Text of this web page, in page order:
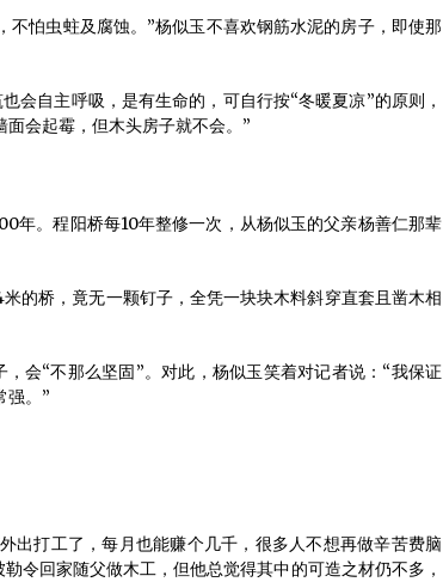
怕虫蛀及腐蚀。”杨似玉不喜欢钢筋水泥的房子，即使那
自主呼吸，是有生命的，可自行按“冬暖夏凉”的原则，
会起霉，但木头房子就不会。”
。程阳桥每10年整修一次，从杨似玉的父亲杨善仁那辈
桥，竟无一颗钉子，全凭一块块木料斜穿直套且凿木相
“不那么坚固”。对此，杨似玉笑着对记者说：“我保证
强。”
打工了，每月也能赚个几千，很多人不想再做辛苦费脑
令回家随父做木工，但他总觉得其中的可造之材仍不多，